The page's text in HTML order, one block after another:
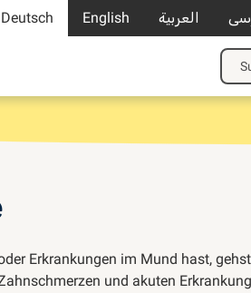
Deutsch English العربية
Suche
nach:
Erkrankungen im Mund hast,
und akuten